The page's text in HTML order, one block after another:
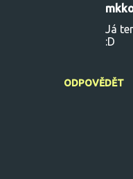
ODPOVĚDĚT
Já
:D